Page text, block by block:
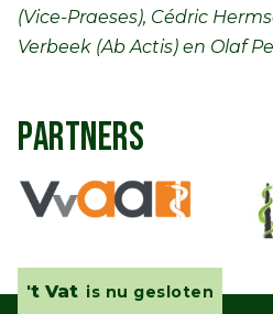
(Vice-Praeses), Cédric
Verbeek (Ab Actis) en Olaf
PARTNERS
't Vat is nu gesloten